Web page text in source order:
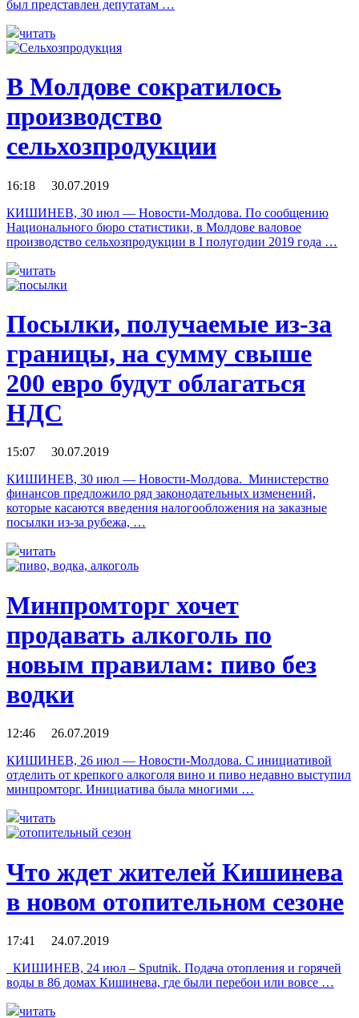
был представлен депутатам …
читать
В Молдове сократилось
производство
сельхозпродукции
16:18 30.07.2019
КИШИНЕВ, 30 июл — Новости-Молдова. По сообщению
Национального бюро статистики, в Молдове валовое
производство сельхозпродукции в I полугодии 2019 года …
читать
Посылки, получаемые из-за
границы, на сумму свыше
200 евро будут облагаться
НДС
15:07 30.07.2019
КИШИНЕВ, 30 июл — Новости-Молдова. Министерство
финансов предложило ряд законодательных изменений,
которые касаются введения налогообложения на заказные
посылки из-за рубежа, …
читать
Минпромторг хочет
продавать алкоголь по
новым правилам: пиво без
водки
12:46 26.07.2019
КИШИНЕВ, 26 июл — Новости-Молдова. С инициативой
отделить от крепкого алкоголя вино и пиво недавно выступил
минпромторг. Инициатива была многими …
читать
Что ждет жителей Кишинева
в новом отопительном сезоне
17:41 24.07.2019
КИШИНЕВ, 24 июл – Sputnik. Подача отопления и горячей
воды в 86 домах Кишинева, где были перебои или вовсе …
читать